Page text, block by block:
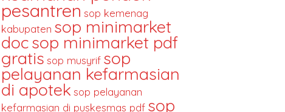
pesantren sop kemenag
kabupaten sop minimarket
docsop minimarket pdf
gratis sop musyrif sop
pelayanan kefarmasian
di apotek sop pelayanan
kefarmasian di puskesmas pdf sop